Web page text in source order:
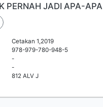
PERNAH JADI APA-APA
Cetakan 1,2019
978-979-780-948-5
-
-
812 ALV J